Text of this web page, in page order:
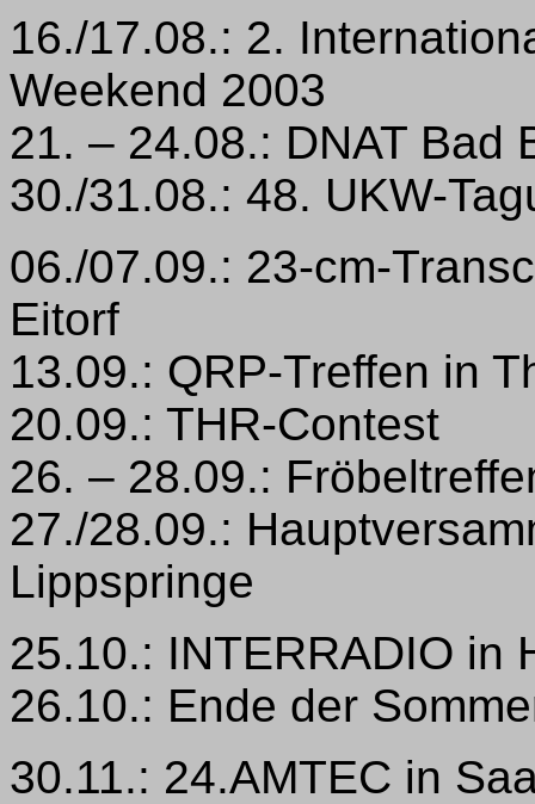
16./17.08.: 2.
Weekend 2003
21. – 24.08.: DNAT Bad
30./31.08.: 48. UKW-
06./07.09.: 23-cm-
Eitorf
13.09.: QRP-Treffen in
20.09.: THR-Contest
26. – 28.09.:
27./28.09.:
Lippspringe
25.10.: INTERRADIO in
26.10.: Ende der
30.11.: 24.AMTEC in